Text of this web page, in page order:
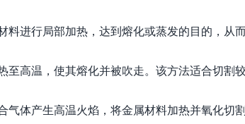
进行局部加热，达到熔化或蒸发的目的，从
高温，使其熔化并被吹走。该方法适合切割
体产生高温火焰，将金属材料加热并氧化切